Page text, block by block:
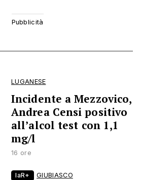
LUGANESE
Incidente a Mezzovico,
Andrea Censi positivo
all’alcol test con 1,1
mg/l
16 ore
laR+ GIUBIASCO